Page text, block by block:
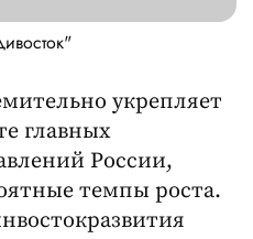
укрепляет
главных
России,
темпы роста.